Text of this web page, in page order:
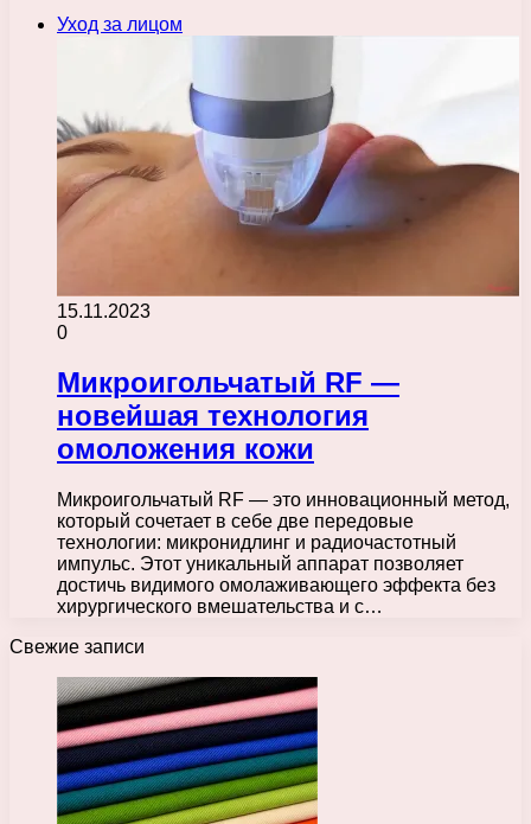
Уход за лицом
15.11.2023
0
Микроигольчатый RF —
новейшая технология
омоложения кожи
Микроигольчатый RF — это инновационный метод,
который сочетает в себе две передовые
технологии: микронидлинг и радиочастотный
импульс. Этот уникальный аппарат позволяет
достичь видимого омолаживающего эффекта без
хирургического вмешательства и с…
Свежие записи